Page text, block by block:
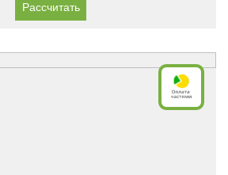
Рассчитать